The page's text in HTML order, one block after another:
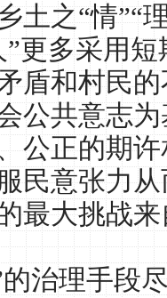
土之“情”“
”更多采用
盾和村民
公共意志
公正的期
民意张力
最大挑战
的治理手段